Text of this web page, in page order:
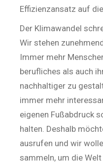
Effizienzansatz auf
Der Klimawandel
Wir stehen
Immer mehr
berufliches als auch
nachhaltiger zu
immer mehr
eigenen Fußabdruck
halten. Deshalb
ausrufen und wir
sammeln, um die